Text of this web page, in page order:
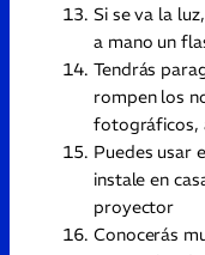
Si se va la
a mano un
Tendrás
rompen los
fotográficos,
Puedes usar
instale en
proyector
Conocerás